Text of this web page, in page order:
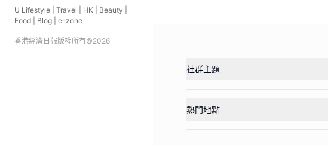
U Lifestyle Travel HK Beauty
Food
Blog e-zone
香港經濟日報版權所有©2026
社群主題
熱門地點